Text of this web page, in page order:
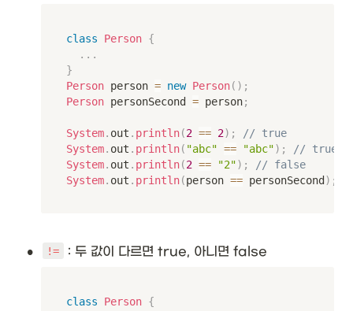
class Person {
. . .
}
Person person = new Person( ) ;
Person personSecond = person;
System. out . println(2 == 2) ;
// true
System. out . println( "abc" == "abc") ;
// true
System. out . println(2 == "2") ;
// false
System. out . println(person == personSecond) ;
• != : 두 값이 다르면 true, 아니면 false
class Person {